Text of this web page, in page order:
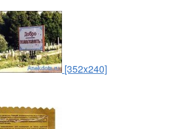
[352x240]